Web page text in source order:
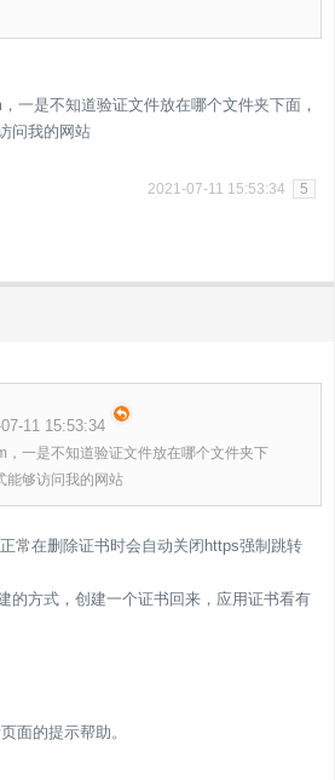
一是不知道验证文件放在哪个文件夹下面，
问我的网站
2021-07-11 15:53:34 5
11 15:53:34
，一是不知道验证文件放在哪个文件夹下
能够访问我的网站
常在删除证书时会自动关闭https强制跳转
的方式，创建一个证书回来，应用证书看有
面的提示帮助。